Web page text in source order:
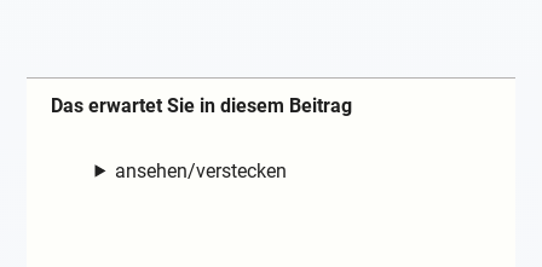
Das erwartet Sie in diesem Beitrag
ansehen/verstecken